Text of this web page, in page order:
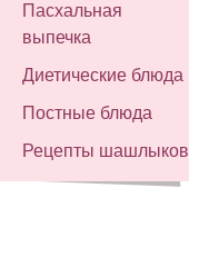
Пасхальная
выпечка
Диетические блюда
Постные блюда
Рецепты шашлыков